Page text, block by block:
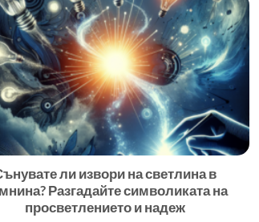
ли извори на светлина в
Разгадайте символиката на
просветлението и надеж